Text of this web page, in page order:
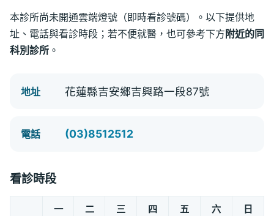
本診所尚未開通雲端燈號（即時看診號碼）。以下提供地
址、電話與看診時段；若不便就醫，也可參考下方 附近的同
科別診所 。
地址 花蓮縣吉安鄉吉興路一段87號
電話 (03)8512512
看診時段
一 二 三 四 五 六 日